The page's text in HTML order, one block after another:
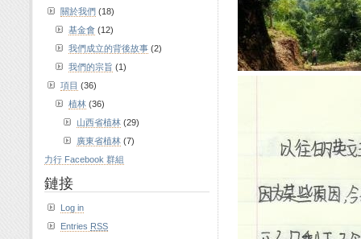
關於我們 (18)
基金會 (12)
我們成立的背後故事 (2)
我們的宗旨 (1)
項目 (36)
植林 (36)
山西省植林 (29)
廣東省植林 (7)
力行 Facebook 群組
鏈接
Log in
Entries RSS